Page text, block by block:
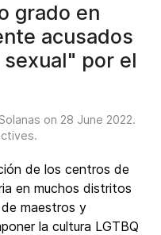
grado en
acusados
por el
on 28 June 2022.
.
de los centros de
en muchos distritos
maestros y
la cultura LGTBQ